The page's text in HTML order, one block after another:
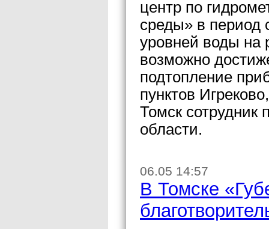
центр по
среды» в период
уровней воды на
возможно
подтопление
пунктов
Томск
области.
06.05 14:57
В Томске